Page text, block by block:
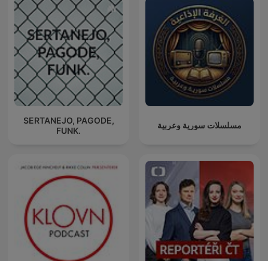
SERTANEJO, PAGODE,
FUNK.
مسلسلات سورية وعربية